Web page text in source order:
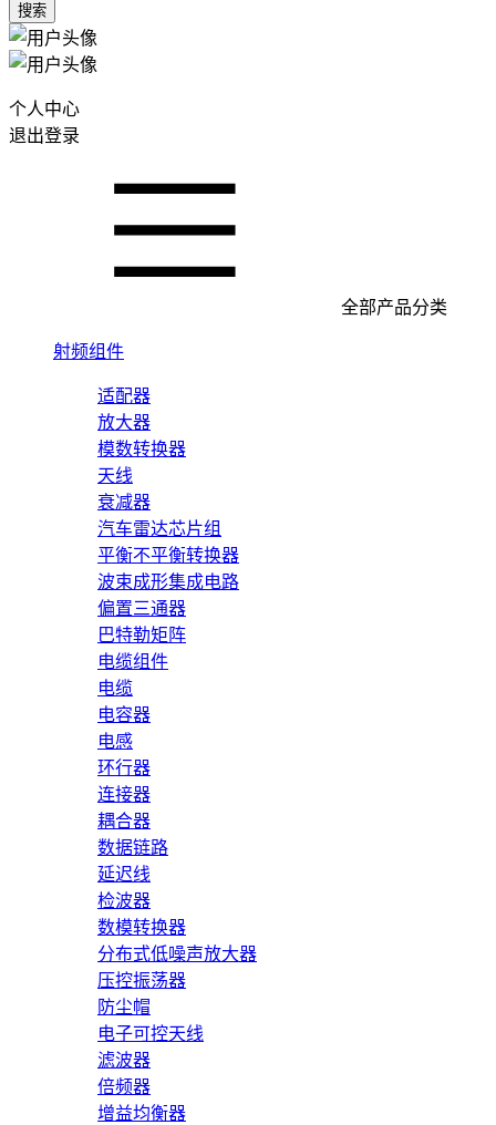
搜索
个人中心
退出登录
全部产品分类
射频组件
适配器
放大器
模数转换器
天线
衰减器
汽车雷达芯片组
平衡不平衡转换器
波束成形集成电路
偏置三通器
巴特勒矩阵
电缆组件
电缆
电容器
电感
环行器
连接器
耦合器
数据链路
延迟线
检波器
数模转换器
分布式低噪声放大器
压控振荡器
防尘帽
电子可控天线
滤波器
倍频器
增益均衡器